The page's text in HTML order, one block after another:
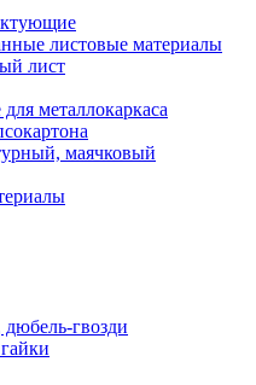
листовые материалы
лист
металлокаркаса
маячковый
гвозди